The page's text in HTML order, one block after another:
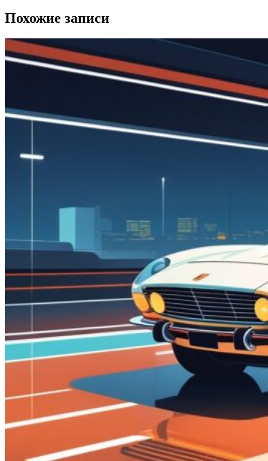
Похожие записи